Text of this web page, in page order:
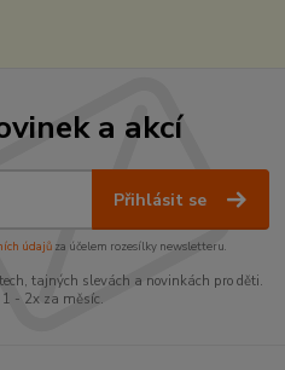
a akcí
Přihlásit se
údajůza účelem rozesílky newsletteru.
tajných slevách a novinkách pro děti.
1 - 2x za měsíc.